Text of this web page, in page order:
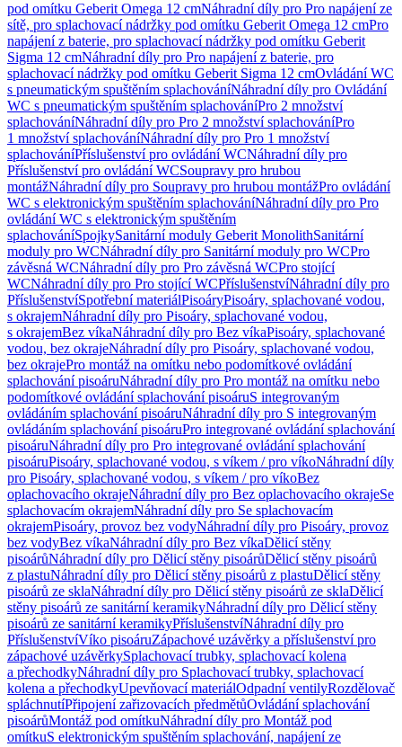
pod omítku Geberit Omega 12 cmNáhradní díly pro Pro napájení ze
sítě, pro splachovací nádržky pod omítku Geberit Omega 12 cmPro
napájení z baterie, pro splachovací nádržky pod omítku Geberit
Sigma 12 cmNáhradní díly pro Pro napájení z baterie, pro
splachovací nádržky pod omítku Geberit Sigma 12 cmOvládání WC
s pneumatickým spuštěním splachováníNáhradní díly pro Ovládání
WC s pneumatickým spuštěním splachováníPro 2 množství
splachováníNáhradní díly pro Pro 2 množství splachováníPro
1 množství splachováníNáhradní díly pro Pro 1 množství
splachováníPříslušenství pro ovládání WCNáhradní díly pro
Příslušenství pro ovládání WCSoupravy pro hrubou
montážNáhradní díly pro Soupravy pro hrubou montážPro ovládání
WC s elektronickým spuštěním splachováníNáhradní díly pro Pro
ovládání WC s elektronickým spuštěním
splachováníSpojkySanitární moduly Geberit MonolithSanitární
moduly pro WCNáhradní díly pro Sanitární moduly pro WCPro
závěsná WCNáhradní díly pro Pro závěsná WCPro stojící
WCNáhradní díly pro Pro stojící WCPříslušenstvíNáhradní díly pro
PříslušenstvíSpotřební materiálPisoáryPisoáry, splachované vodou,
s okrajemNáhradní díly pro Pisoáry, splachované vodou,
s okrajemBez víkaNáhradní díly pro Bez víkaPisoáry, splachované
vodou, bez okrajeNáhradní díly pro Pisoáry, splachované vodou,
bez okrajePro montáž na omítku nebo podomítkové ovládání
splachování pisoáruNáhradní díly pro Pro montáž na omítku nebo
podomítkové ovládání splachování pisoáruS integrovaným
ovládáním splachování pisoáruNáhradní díly pro S integrovaným
ovládáním splachování pisoáruPro integrované ovládání splachování
pisoáruNáhradní díly pro Pro integrované ovládání splachování
pisoáruPisoáry, splachované vodou, s víkem / pro víkoNáhradní díly
pro Pisoáry, splachované vodou, s víkem / pro víkoBez
oplachovacího okrajeNáhradní díly pro Bez oplachovacího okrajeSe
splachovacím okrajemNáhradní díly pro Se splachovacím
okrajemPisoáry, provoz bez vodyNáhradní díly pro Pisoáry, provoz
bez vodyBez víkaNáhradní díly pro Bez víkaDělicí stěny
pisoárůNáhradní díly pro Dělicí stěny pisoárůDělicí stěny pisoárů
z plastuNáhradní díly pro Dělicí stěny pisoárů z plastuDělicí stěny
pisoárů ze sklaNáhradní díly pro Dělicí stěny pisoárů ze sklaDělicí
stěny pisoárů ze sanitární keramikyNáhradní díly pro Dělicí stěny
pisoárů ze sanitární keramikyPříslušenstvíNáhradní díly pro
PříslušenstvíVíko pisoáruZápachové uzávěrky a příslušenství pro
zápachové uzávěrkySplachovací trubky, splachovací kolena
a přechodkyNáhradní díly pro Splachovací trubky, splachovací
kolena a přechodkyUpevňovací materiálOdpadní ventilyRozdělovač
spláchnutíPřipojení zařizovacích předmětůOvládání splachování
pisoárůMontáž pod omítkuNáhradní díly pro Montáž pod
omítkuS elektronickým spuštěním splachování, napájení ze